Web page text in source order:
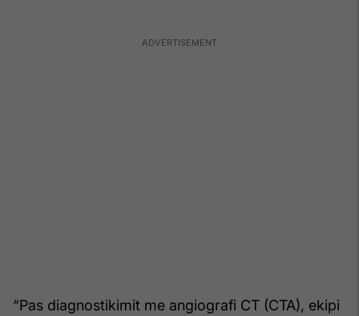
“Pas diagnostikimit me angiografi CT (CTA), ekipi